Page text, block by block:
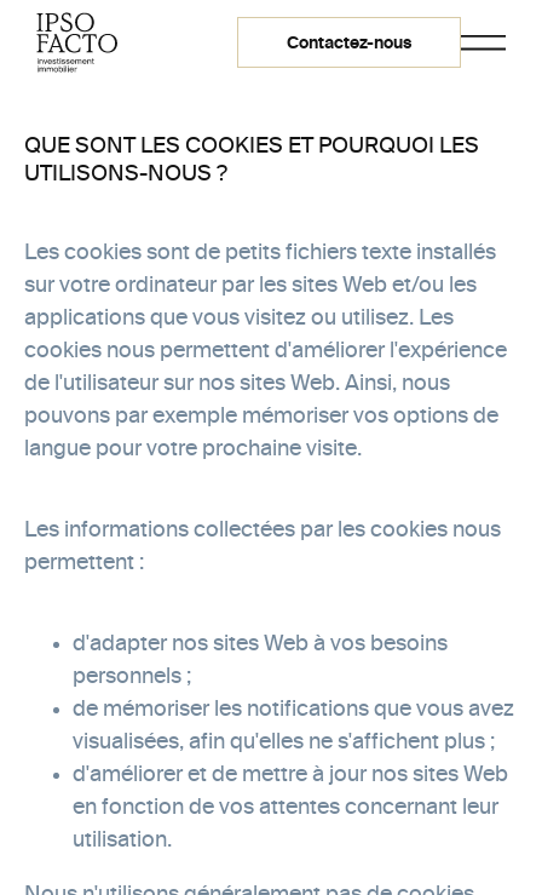
Contactez-nous
Contactez-
nous.
Par
téléphone
Par
courriel
260-2000 avenue
McGill College
Montréal QC H3A
Tous droits réservés
QUE SONT LES COOKIES ET POURQUOI LES
UTILISONS-NOUS ?
Les cookies sont de petits fichiers texte installés
sur votre ordinateur par les sites Web et/ou les
applications que vous visitez ou utilisez. Les
cookies nous permettent d'améliorer l'expérience
de l'utilisateur sur nos sites Web. Ainsi, nous
pouvons par exemple mémoriser vos options de
langue pour votre prochaine visite.
Les informations collectées par les cookies nous
permettent :
d'adapter nos sites Web à vos besoins
personnels ;
de mémoriser les notifications que vous avez
visualisées, afin qu'elles ne s'affichent plus ;
d'améliorer et de mettre à jour nos sites Web
en fonction de vos attentes concernant leur
utilisation.